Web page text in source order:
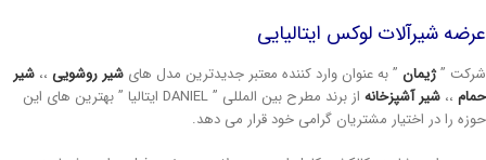
شیرآلات لوکس ایتالیایی
” ژیمان” به عنوان وارد کننده معتبر جدیدترین مدل هایشیر روشویی،،شیر
،،شیر آشپزخانه
از برند مطرح بین المللی ” DANIEL ایتالیا ” بهترین های این
را در اختیار مشتریان گرامی خود قرار می دهد.